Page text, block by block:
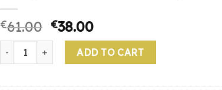
€61.00 €38.00
audifonos inalambricos iphone quantity
ADD TO CART